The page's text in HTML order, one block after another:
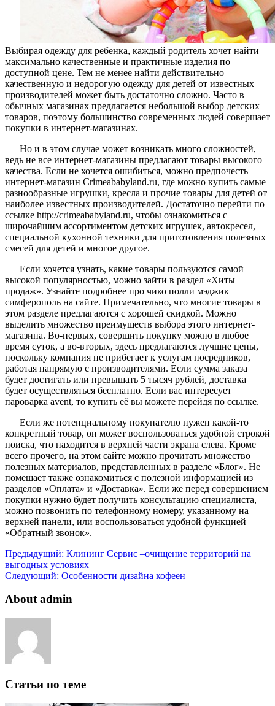
Выбирая одежду для ребенка, каждый родитель хочет найти
максимально качественные и практичные изделия по
доступной цене. Тем не менее найти действительно
качественную и недорогую одежду для детей от известных
производителей может быть достаточно сложно. Часто в
обычных магазинах предлагается небольшой выбор детских
товаров, поэтому большинство современных людей совершает
покупки в интернет-магазинах.
Но и в этом случае может возникать много сложностей,
ведь не все интернет-магазины предлагают товары высокого
качества. Если не хочется ошибиться, можно предпочесть
интернет-магазин Crimeababyland.ru, где можно купить самые
разнообразные игрушки, кресла и прочие товары для детей от
наиболее известных производителей. Достаточно перейти по
ссылке http://crimeababyland.ru, чтобы ознакомиться с
широчайшим ассортиментом детских игрушек, автокресел,
специальной кухонной техники для приготовления полезных
смесей для детей и многое другое.
Если хочется узнать, какие товары пользуются самой
высокой популярностью, можно зайти в раздел «Хиты
продаж». Узнайте подробнее про чико полли мэджик
симферополь на сайте. Примечательно, что многие товары в
этом разделе предлагаются с хорошей скидкой. Можно
выделить множество преимуществ выбора этого интернет-
магазина. Во-первых, совершить покупку можно в любое
время суток, а во-вторых, здесь предлагаются лучшие цены,
поскольку компания не прибегает к услугам посредников,
работая напрямую с производителями. Если сумма заказа
будет достигать или превышать 5 тысяч рублей, доставка
будет осуществляться бесплатно. Если вас интересует
пароварка avent, то купить её вы можете перейдя по ссылке.
Если же потенциальному покупателю нужен какой-то
конкретный товар, он может воспользоваться удобной строкой
поиска, что находится в верхней части экрана слева. Кроме
всего прочего, на этом сайте можно прочитать множество
полезных материалов, представленных в разделе «Блог». Не
помешает также ознакомиться с полезной информацией из
разделов «Оплата» и «Доставка». Если же перед совершением
покупки нужно будет получить консультацию специалиста,
можно позвонить по телефонному номеру, указанному на
верхней панели, или воспользоваться удобной функцией
«Обратный звонок».
Предыдущий: Клининг Сервис –очищение территорий на
выгодных условиях
Следующий: Особенности дизайна кофеен
About admin
Статьи по теме